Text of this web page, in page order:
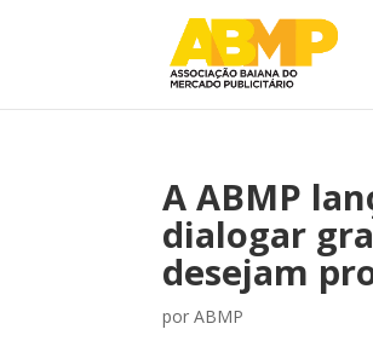
A ABMP
dialogar
desejam
porABMP